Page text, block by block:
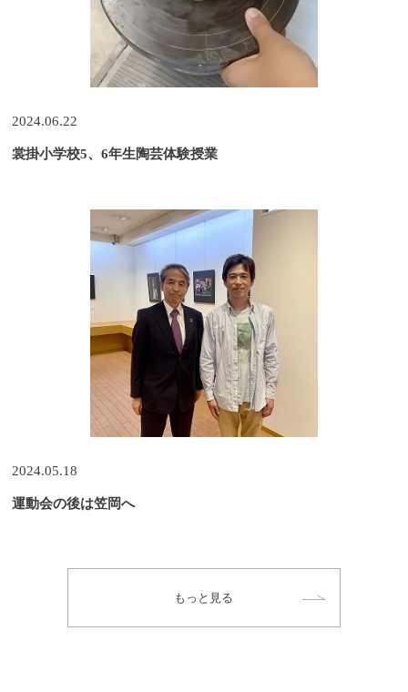
2024.06.22
裳掛小学校5、6年生陶芸体験授業
2024.05.18
運動会の後は笠岡へ
もっと見る